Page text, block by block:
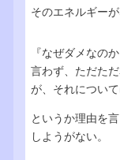
そのエネルギー
『なぜダメなの
言わず、ただた
が、それについ
というか理由を
しようがない。